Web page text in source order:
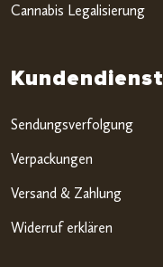
Cannabis Legalisierung
Kundendienst
Sendungsverfolgung
Verpackungen
Versand & Zahlung
Widerruf erklären